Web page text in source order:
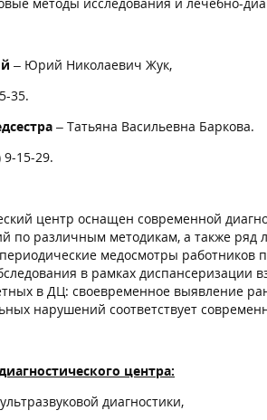
– Юрий Николаевич Жук,
35.
– Татьяна Васильевна Баркова.
9-15-29.
центр оснащен современной
по различным методикам, а также
медосмотры
в рамках диспансеризации
в ДЦ: своевременное выявление
нарушений соответствует
центра:
диагностики,